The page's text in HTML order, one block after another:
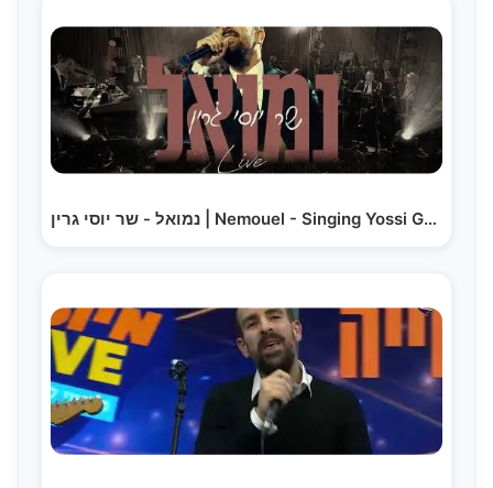
נמואל - שר יוסי גרין | Nemouel - Singing Yossi Green